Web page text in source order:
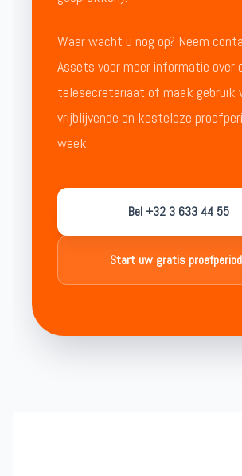
Waar wacht u nog op? Neem
Assets voor meer informatie over
telesecretariaat of maak gebruik
vrijblijvende en kosteloze
week.
Bel +32 3 633 44 55
Start uw gratis